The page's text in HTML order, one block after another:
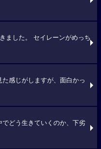
ました。 セイレーンがめっち
感じがしますが、面白かっ
でどう生きていくのか、下劣